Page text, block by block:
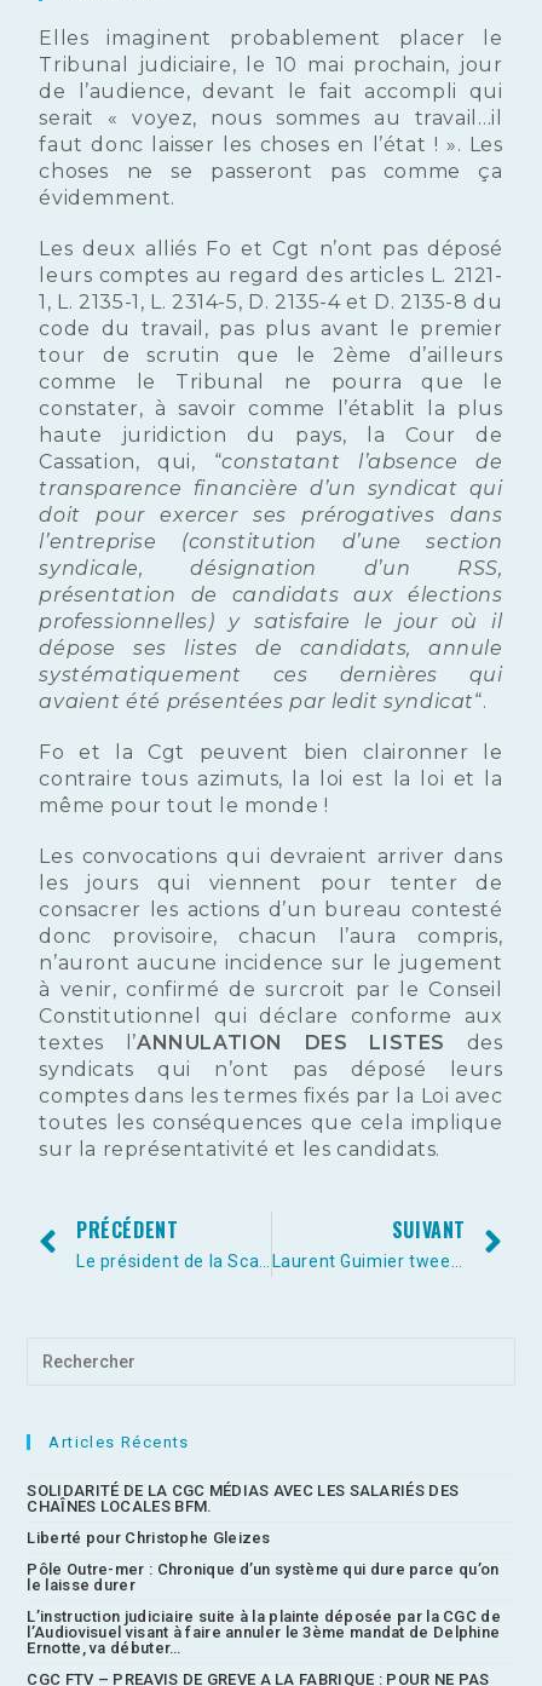
Elles imaginent probablement placer le
Tribunal judiciaire, le 10 mai prochain, jour
de l’audience, devant le fait accompli qui
serait « voyez, nous sommes au travail…il
faut donc laisser les choses en l’état ! ». Les
choses ne se passeront pas comme ça
évidemment.
Les deux alliés Fo et Cgt n’ont pas déposé
leurs comptes au regard des articles L. 2121-
1, L. 2135-1, L. 2314-5, D. 2135-4 et D. 2135-8 du
code du travail, pas plus avant le premier
tour de scrutin que le 2ème d’ailleurs
comme le Tribunal ne pourra que le
constater, à savoir comme l’établit la plus
haute juridiction du pays, la Cour de
Cassation, qui, “constatant l’absence de
transparence financière d’un syndicat qui
doit pour exercer ses prérogatives dans
l’entreprise (constitution d’une section
syndicale, désignation d’un RSS,
présentation de candidats aux élections
professionnelles) y satisfaire le jour où il
dépose ses listes de candidats, annule
systématiquement ces dernières qui
avaient été présentées par ledit syndicat“.
Fo et la Cgt peuvent bien claironner le
contraire tous azimuts, la loi est la loi et la
même pour tout le monde !
Les convocations qui devraient arriver dans
les jours qui viennent pour tenter de
consacrer les actions d’un bureau contesté
donc provisoire, chacun l’aura compris,
n’auront aucune incidence sur le jugement
à venir, confirmé de surcroit par le Conseil
Constitutionnel qui déclare conforme aux
textes l’ANNULATION DES LISTES
des
syndicats qui n’ont pas déposé leurs
comptes dans les termes fixés par la Loi avec
toutes les conséquences que cela implique
sur la représentativité et les candidats.
PRÉCÉDENT SUIVANT
Articles Récents
SOLIDARITÉ DE LA CGC MÉDIAS AVEC LES SALARIÉS DES
CHAÎNES LOCALES BFM.
Liberté pour Christophe Gleizes
Pôle Outre-mer : Chronique d’un système qui dure parce qu’on
le laisse durer
L’instruction judiciaire suite à la plainte déposée par la CGC de
l’Audiovisuel visant à faire annuler le 3ème mandat de Delphine
Ernotte, va débuter…
CGC FTV – PREAVIS DE GREVE A LA FABRIQUE : POUR NE PAS